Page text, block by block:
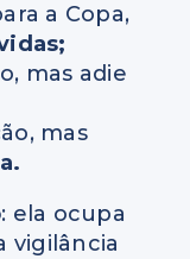
a Copa,
mas adie
mas
: ela ocupa
vigilância